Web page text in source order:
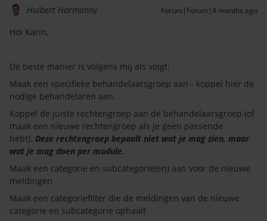
Huibert Harmanny Forum|Forum|4 months ago
Hoi Karin,
De beste manier is volgens mij als volgt:
Maak een specifieke behandelaarsgroep aan - koppel hier de
nodige behandelaren aan.
Koppel de juiste rechtengroep aan de behandelaarsgroep (of
maak een nieuwe rechtengroep als je geen passende
hebt). Deze rechtengroep bepaalt niet wat je mag zien, maar
wat je mag doen per module.
Maak een categorie en subcategorie(en) aan voor de nieuwe
meldingen
Maak een categoriefilter die de meldingen van de nieuwe
categorie en subcategorie ophaalt